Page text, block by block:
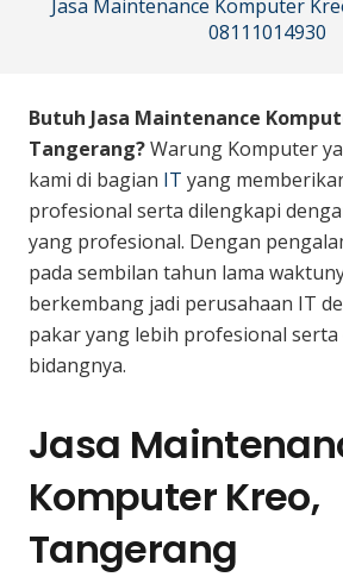
Jasa Maintenance Komputer
08111014930
Butuh Jasa Maintenance
Tangerang?Warung Komputer
kami di bagian IT yang
profesional serta dilengkapi
yang profesional. Dengan
pada sembilan tahun lama
berkembang jadi perusahaan IT
pakar yang lebih profesional serta
bidangnya.
Jasa
Komputer Kreo,
Tangerang